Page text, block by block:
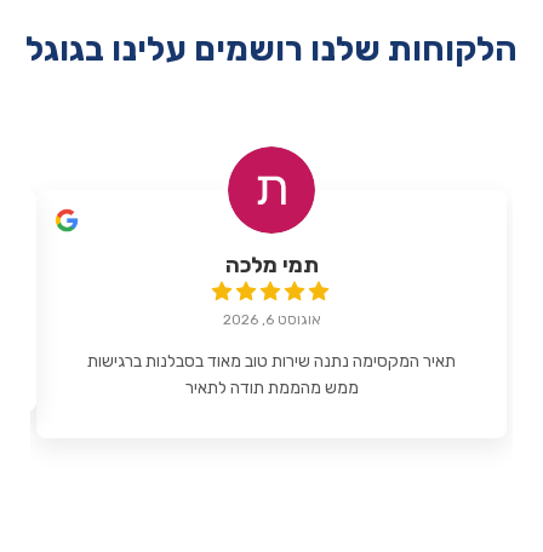
הלקוחות שלנו רושמים עלינו בגוגל
תמי מלכה
אוגוסט 6, 2026
תאיר המקסימה נתנה שירות טוב מאוד בסבלנות ברגישות
ממש מהממת תודה לתאיר